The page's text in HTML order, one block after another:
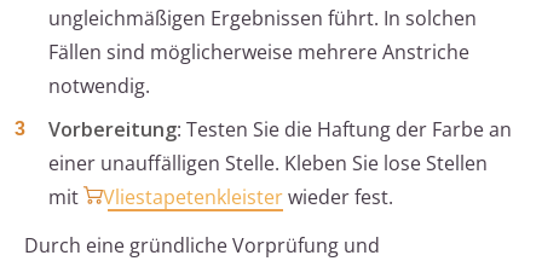
ungleichmäßigen Ergebnissen führt. In solchen
Fällen sind möglicherweise mehrere Anstriche
notwendig.
Vorbereitung: Testen Sie die Haftung der Farbe an
einer unauffälligen Stelle. Kleben Sie lose Stellen
mit
Vliestapetenkleisterwieder fest.
Durch eine gründliche Vorprüfung und